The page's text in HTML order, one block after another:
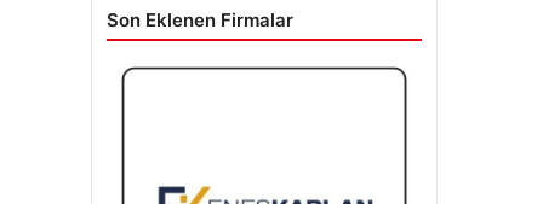
Son Eklenen Firmalar